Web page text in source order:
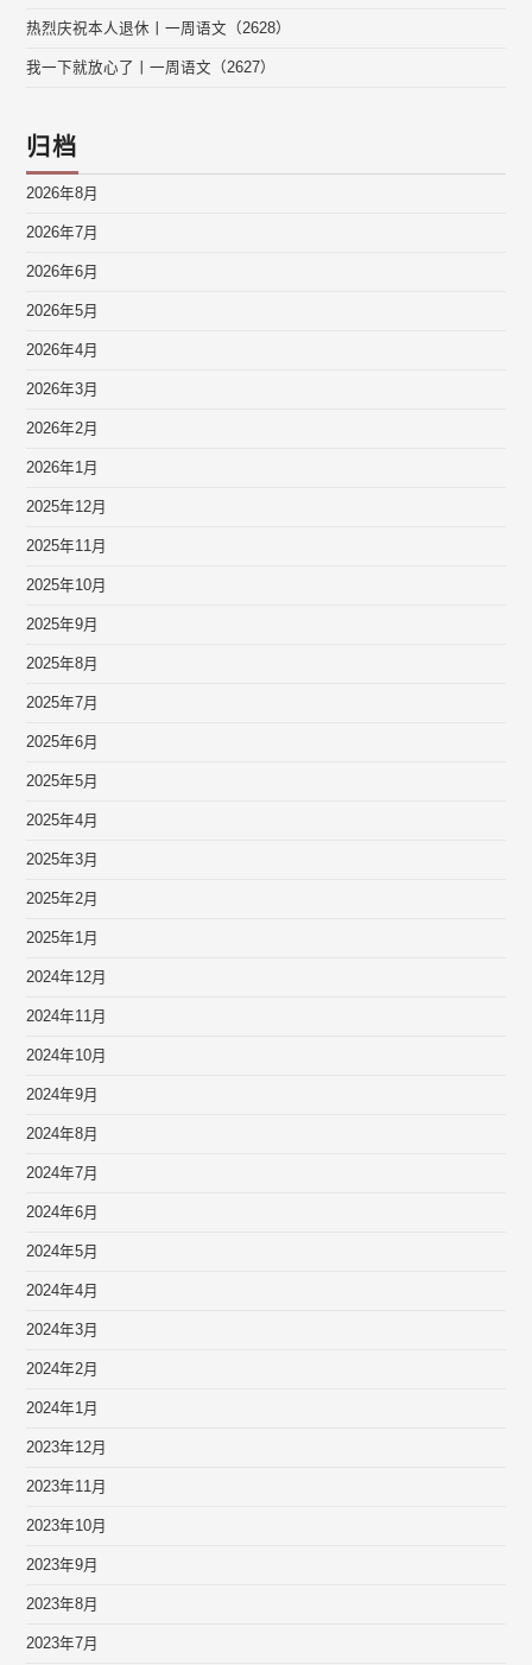
热烈庆祝本人退休丨一周语文（2628）
我一下就放心了丨一周语文（2627）
归档
2026年8月
2026年7月
2026年6月
2026年5月
2026年4月
2026年3月
2026年2月
2026年1月
2025年12月
2025年11月
2025年10月
2025年9月
2025年8月
2025年7月
2025年6月
2025年5月
2025年4月
2025年3月
2025年2月
2025年1月
2024年12月
2024年11月
2024年10月
2024年9月
2024年8月
2024年7月
2024年6月
2024年5月
2024年4月
2024年3月
2024年2月
2024年1月
2023年12月
2023年11月
2023年10月
2023年9月
2023年8月
2023年7月